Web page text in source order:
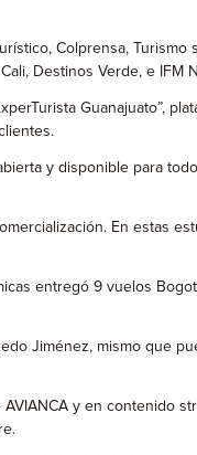
Colprensa, Turismo
Destinos Verde, e IFM
Guanajuato”,
y disponible para
En estas
entregó 9 vuelos
Jiménez, mismo que
y en contenido